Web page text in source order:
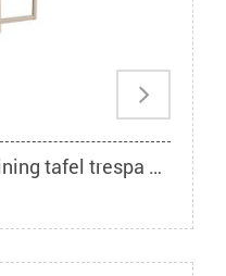
Tierra Outdoor Rivera dining tafel trespa ophira champagne 150 x 90 cm